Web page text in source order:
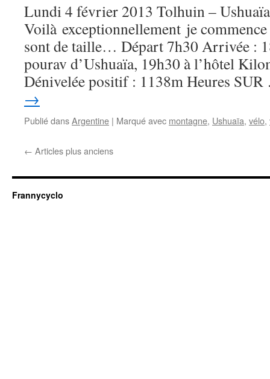
Lundi 4 février 2013 Tolhuin – Ushuaïa
Voilà exceptionnellement je
sont de taille… Départ 7h30 Arrivée :
pourav d’Ushuaïa, 19h30 à l’hôtel
Dénivelée positif : 1138m Heures
→
Publié dansArgentine | Marqué avec montagne, Ushuaïa, vélo,
← Articles plus anciens
Frannycyclo